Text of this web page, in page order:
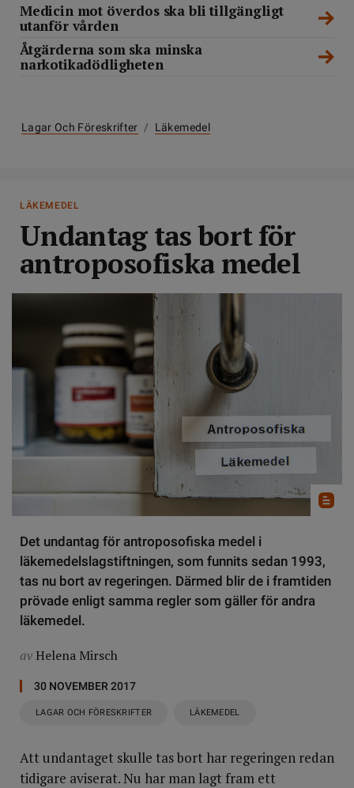
Medicin mot överdos ska bli tillgängligt
utanför vården
Åtgärderna som ska minska
narkotikadödligheten
Lagar Och Föreskrifter / Läkemedel
LÄKEMEDEL
Undantag tas bort för
antroposofiska medel
Det undantag för antroposofiska medel i
läkemedelslagstiftningen, som funnits sedan 1993,
tas nu bort av regeringen. Därmed blir de i framtiden
prövade enligt samma regler som gäller för andra
läkemedel.
av Helena Mirsch
30 NOVEMBER 2017
LAGAR OCH FÖRESKRIFTER LÄKEMEDEL
Att undantaget skulle tas bort har regeringen redan
tidigare aviserat. Nu har man lagt fram ett